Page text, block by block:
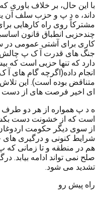
با این حال، بر خلاف باوری
داند، ه د پ و حزب سلف
مشترکاً روی راه کارهایی
چندحزبی انطباق قانون
کاری برای آشتی عمومی در
جنگ های قدرت آ ک پ چالش
دارد که تنها حزبی است که
انجام داده(اگرچه گام های آ
متناقض بوده است). این
ای اخیر فرصت های از دست
ه د پ همواره از هر دو
است که از خشونت دست
از سوی دیگر حکومت
شرایط کنونی و درگیری
هم در منطقه و تا زمانی که
صلح نمی تواند ادامه بیابد.
تشدید می شود.
راه پیش رو